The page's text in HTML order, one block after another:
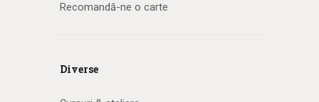
Recomandă-ne o carte
Diverse